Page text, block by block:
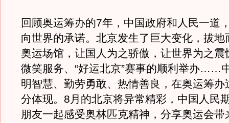
回顾奥运筹办的7年，中国政府和人民一道
向世界的承诺。北京发生了巨大变化，拔地
奥运场馆，让国人为之骄傲，让世界为之震
微笑服务、“好运北京”赛事的顺利举办……
明智慧、勤劳勇敢、热情善良，在奥运筹办
分体现。8月的北京将异常精彩，中国人民
朋友一起感受奥林匹克精神，分享奥运会带